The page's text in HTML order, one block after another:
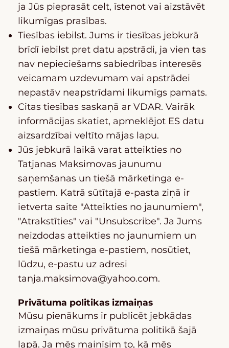
ja Jūs pieprasāt celt, īstenot vai aizstāvēt
likumīgas prasības.
Tiesības iebilst. Jums ir tiesības jebkurā
brīdī iebilst pret datu apstrādi, ja vien tas
nav nepieciešams sabiedrības interesēs
veicamam uzdevumam vai apstrādei
nepastāv neapstrīdami likumīgs pamats.
Citas tiesības saskaņā ar VDAR. Vairāk
informācijas skatiet, apmeklējot ES datu
aizsardzībai veltīto mājas lapu.
Jūs jebkurā laikā varat atteikties no
Tatjanas Maksimovas jaunumu
saņemšanas un tiešā mārketinga e-
pastiem. Katrā sūtītajā e-pasta ziņā ir
ietverta saite "Atteikties no jaunumiem",
"Atrakstīties" vai "Unsubscribe". Ja Jums
neizdodas atteikties no jaunumiem un
tiešā mārketinga e-pastiem, nosūtiet,
lūdzu, e-pastu uz adresi
tanja.maksimova@yahoo.com.
Privātuma politikas izmaiņas
Mūsu pienākums ir publicēt jebkādas
izmaiņas mūsu privātuma politikā šajā
lapā. Ja mēs mainīsim to, kā mēs